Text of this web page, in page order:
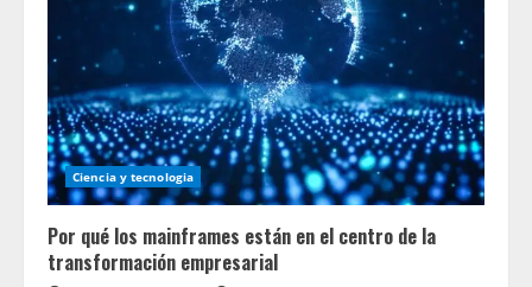
Ciencia y tecnologia
Por qué los mainframes están en el centro de la
transformación empresarial